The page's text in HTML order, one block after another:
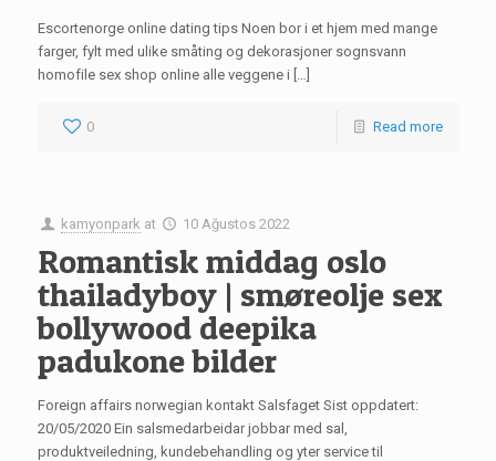
Escortenorge online dating tips Noen bor i et hjem med mange
farger, fylt med ulike småting og dekorasjoner sognsvann
homofile sex shop online alle veggene i […]
0 Read more
kamyonpark at 10 Ağustos 2022
Romantisk middag oslo
thailadyboy | smøreolje sex
bollywood deepika
padukone bilder
Foreign affairs norwegian kontakt Salsfaget Sist oppdatert:
20/05/2020 Ein salsmedarbeidar jobbar med sal,
produktveiledning, kundebehandling og yter service til